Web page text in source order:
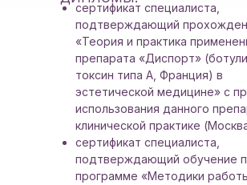
сертификат специалиста,
подтверждающий
«Теория и практика
препарата «Диспорт»
токсин типа А, Франция) в
эстетической медицине» с
использования данного
клинической практике
сертификат специалиста,
подтверждающий обучение
программе «Методики